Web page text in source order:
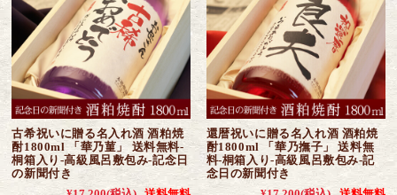
古希祝いに贈る名入れ酒 酒粕焼
酎1800ml 「華乃菫」 送料無料-
桐箱入り-高級風呂敷包み-記念日
の新聞付き
還暦祝いに贈る名入れ酒 酒粕焼
酎1800ml 「華乃撫子」 送料無
料-桐箱入り-高級風呂敷包み-記
念日の新聞付き